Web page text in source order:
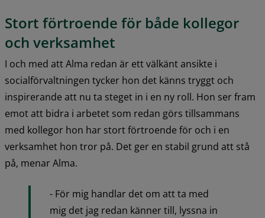
Stort förtroende för både kollegor
och verksamhet
I och med att Alma redan är ett välkänt ansikte i
socialförvaltningen tycker hon det känns tryggt och
inspirerande att nu ta steget in i en ny roll. Hon ser fram
emot att bidra i arbetet som redan görs tillsammans
med kollegor hon har stort förtroende för och i en
verksamhet hon tror på. Det ger en stabil grund att stå
på, menar Alma.
- För mig handlar det om att ta med
mig det jag redan känner till, lyssna in